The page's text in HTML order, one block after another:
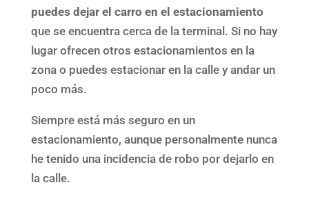
puedes dejar el carro en el estacionamiento
que se encuentra cerca de la terminal. Si no hay
lugar ofrecen otros estacionamientos en la
zona o puedes estacionar en la calle y andar un
poco más.
Siempre está más seguro en un
estacionamiento, aunque personalmente nunca
he tenido una incidencia de robo por dejarlo en
la calle.